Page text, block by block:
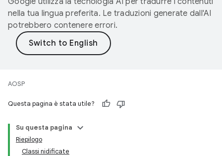
nella tua lingua preferita. Le traduzioni generate dall'AI
potrebbero contenere errori.
AOSP
Questa pagina è stata utile?
Su questa pagina
Riepilogo
Classi nidificate